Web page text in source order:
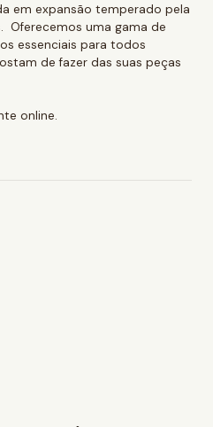
em expansão temperado pela
Oferecemos uma gama de
essenciais para todos
de fazer das suas peças
online.